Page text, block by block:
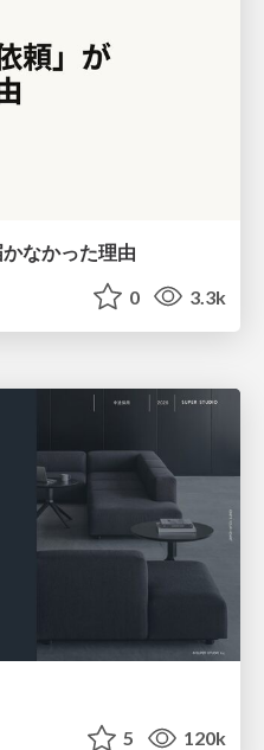
かなかった理由
0 3.3k
5 120k